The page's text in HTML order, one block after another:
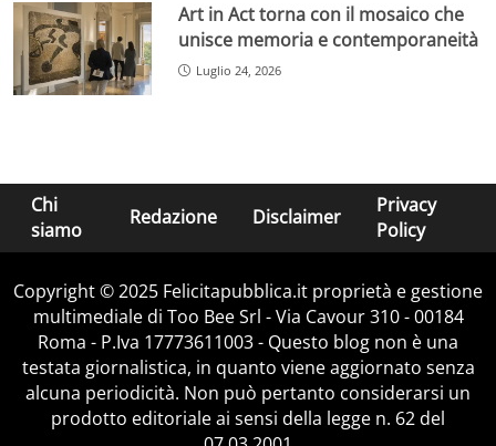
Art in Act torna con il mosaico che
unisce memoria e contemporaneità
Luglio 24, 2026
Chi
siamo
Redazione Disclaimer
Privacy
Policy
Copyright © 2025 Felicitapubblica.it proprietà e gestione
multimediale di Too Bee Srl - Via Cavour 310 - 00184
Roma - P.Iva 17773611003 - Questo blog non è una
testata giornalistica, in quanto viene aggiornato senza
alcuna periodicità. Non può pertanto considerarsi un
prodotto editoriale ai sensi della legge n. 62 del